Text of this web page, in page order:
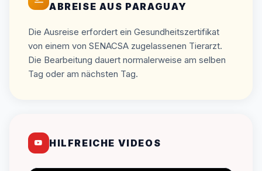
ABREISE AUS PARAGUAY
Die Ausreise erfordert ein Gesundheitszertifikat
von einem von SENACSA zugelassenen Tierarzt.
Die Bearbeitung dauert normalerweise am selben
Tag oder am nächsten Tag.
HILFREICHE VIDEOS